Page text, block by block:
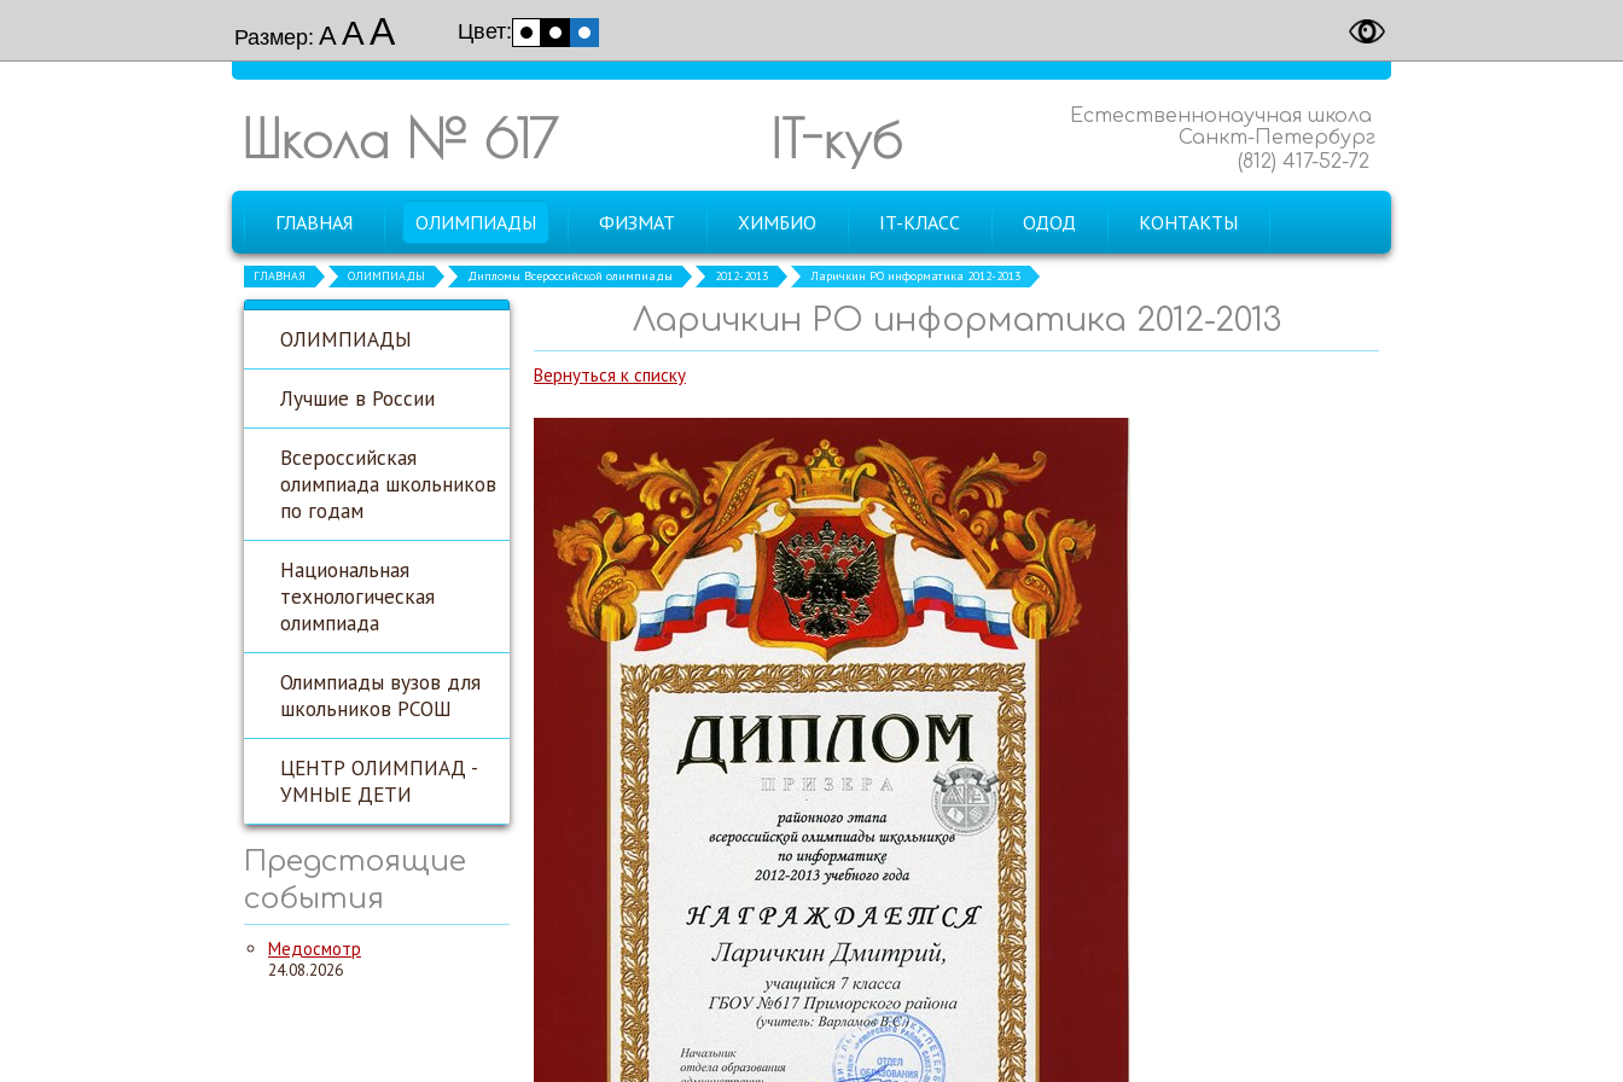
Размер: ААА Цвет:
Школа № 617
Естественнонаучная школа
Санкт-Петербург
(812) 417-52-72
IT-куб
ГЛАВНАЯ ОЛИМПИАДЫ ФИЗМАТ ХИМБИО IT-КЛАСС ОДОД КОНТАКТЫ
ГЛАВНАЯ ОЛИМПИАДЫ Дипломы Всероссийской олимпиады 2012-2013 Ларичкин РО информатика 2012-2013
ОЛИМПИАДЫ
Лучшие в России
Всероссийская
олимпиада школьников
по годам
Национальная
технологическая
олимпиада
Олимпиады вузов для
школьников РСОШ
ЦЕНТР ОЛИМПИАД -
УМНЫЕ ДЕТИ
Предстоящие
события
Медосмотр
24.08.2026
Ларичкин РО информатика 2012-2013
Вернуться к списку